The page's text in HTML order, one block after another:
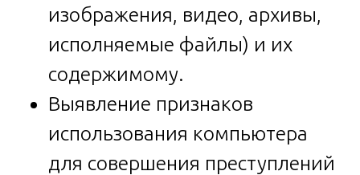
изображения, видео, архивы,
исполняемые файлы) и их
содержимому.
Выявление признаков
использования компьютера
для совершения преступлений